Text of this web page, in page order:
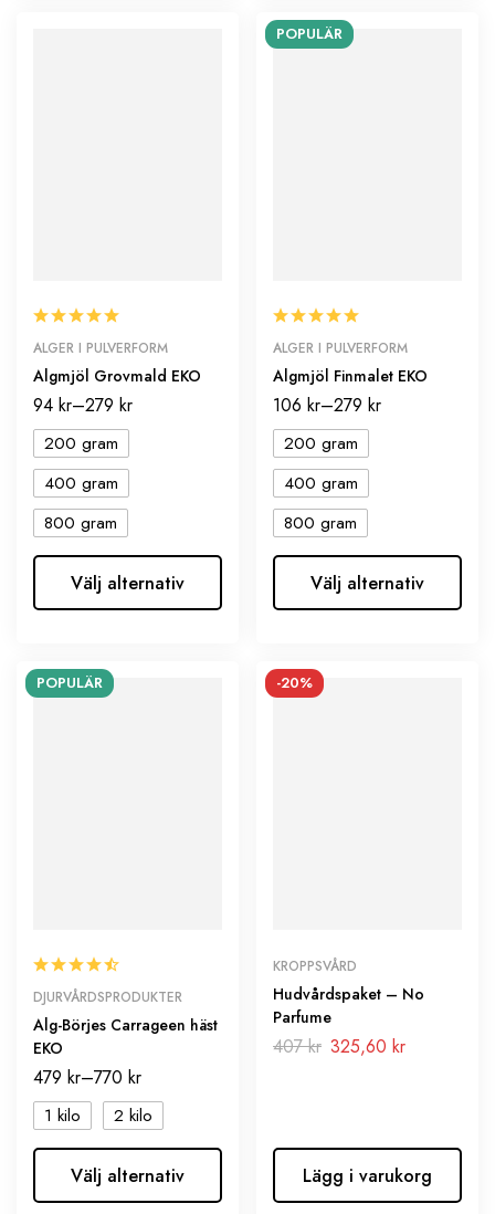
ALGER I PULVERFORM
Algmjöl Grovmald EKO
94 kr–279 kr
200 gram
400 gram
800 gram
Välj alternativ
POPULÄR
ALGER I PULVERFORM
Algmjöl Finmalet EKO
106 kr–279 kr
200 gram
400 gram
800 gram
Välj alternativ
POPULÄR
DJURVÅRDSPRODUKTER
Alg-Börjes Carrageen häst
EKO
479 kr–770 kr
1 kilo 2 kilo
Välj alternativ
-20%
KROPPSVÅRD
Hudvårdspaket – No
Parfume
407kr 325,60 kr
Lägg i varukorg